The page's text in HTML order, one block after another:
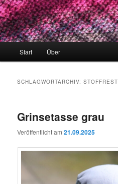
Start Über
SCHLAGWORTARCHIV:STOFFREST
Grinsetasse grau
Veröffentlicht am21.09.2025